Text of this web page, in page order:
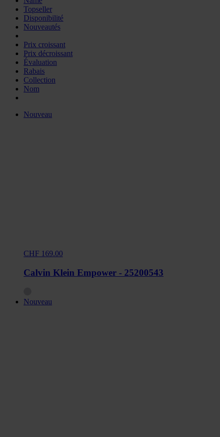
Topseller
Disponibilité
Nouveautés
Prix croissant
Prix décroissant
Évaluation
Rabais
Collection
Nom
Nouveau
CHF 169.00
Calvin Klein Empower - 25200543
Nouveau